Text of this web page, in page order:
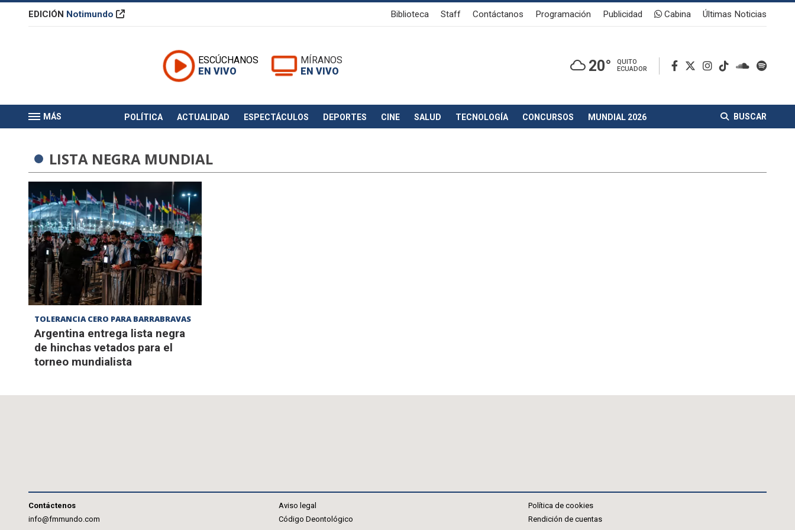
EDICIÓN Notimundo Biblioteca Staff Contáctanos Programación Publicidad Cabina Últimas Noticias
ESCÚCHANOS
EN VIVO
MÍRANOS
EN VIVO
20°
QUITO
ECUADOR
MÁS POLÍTICA ACTUALIDAD ESPECTÁCULOS DEPORTES CINE SALUD TECNOLOGÍA CONCURSOS MUNDIAL 2026 BUSCAR
LISTA NEGRA MUNDIAL
TOLERANCIA CERO PARA BARRABRAVAS
Argentina entrega lista negra
de hinchas vetados para el
torneo mundialista
Contáctenos
info@fmmundo.com
Aviso legal
Código Deontológico
Política de cookies
Rendición de cuentas